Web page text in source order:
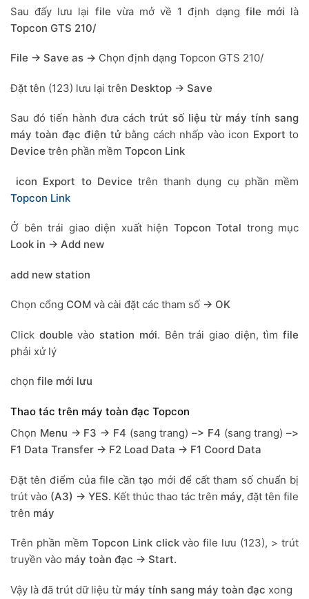
Sau đấy lưu lại file vừa mở về 1 định dạng file mới là
Topcon GTS 210/
File -> Save as -> Chọn định dạng Topcon GTS 210/
Đặt tên (123) lưu lại trên Desktop -> Save
Sau đó tiến hành đưa cách trút số liệu từ máy tính sang
máy toàn đạc điện tửbằng cách nhấp vào icon Export to
Device trên phần mềm Topcon Link
icon Export to Device trên thanh dụng cụ phần mềm
Topcon Link
Ở bên trái giao diện xuất hiện Topcon Total trong mục
Look in -> Add new
add new station
Chọn cổng COM và cài đặt các tham số -> OK
Click double vào station mới. Bên trái giao diện, tìm file
phải xử lý
chọn file mới lưu
Thao tác trên máy toàn đạc Topcon
Chọn Menu -> F3 -> F4 (sang trang) –> F4 (sang trang) –>
F1 Data Transfer -> F2 Load Data -> F1 Coord Data
Đặt tên điểm của file cần tạo mới để cất tham số chuẩn bị
trút vào (A3) -> YES. Kết thúc thao tác trên máy, đặt tên file
trên máy
Trên phần mềm Topcon Link clickvào file lưu (123), > trút
truyền vào máy toàn đạc -> Start.
Vậy là đã trút dữ liệu từ máy tính sang máy toàn đạc xong